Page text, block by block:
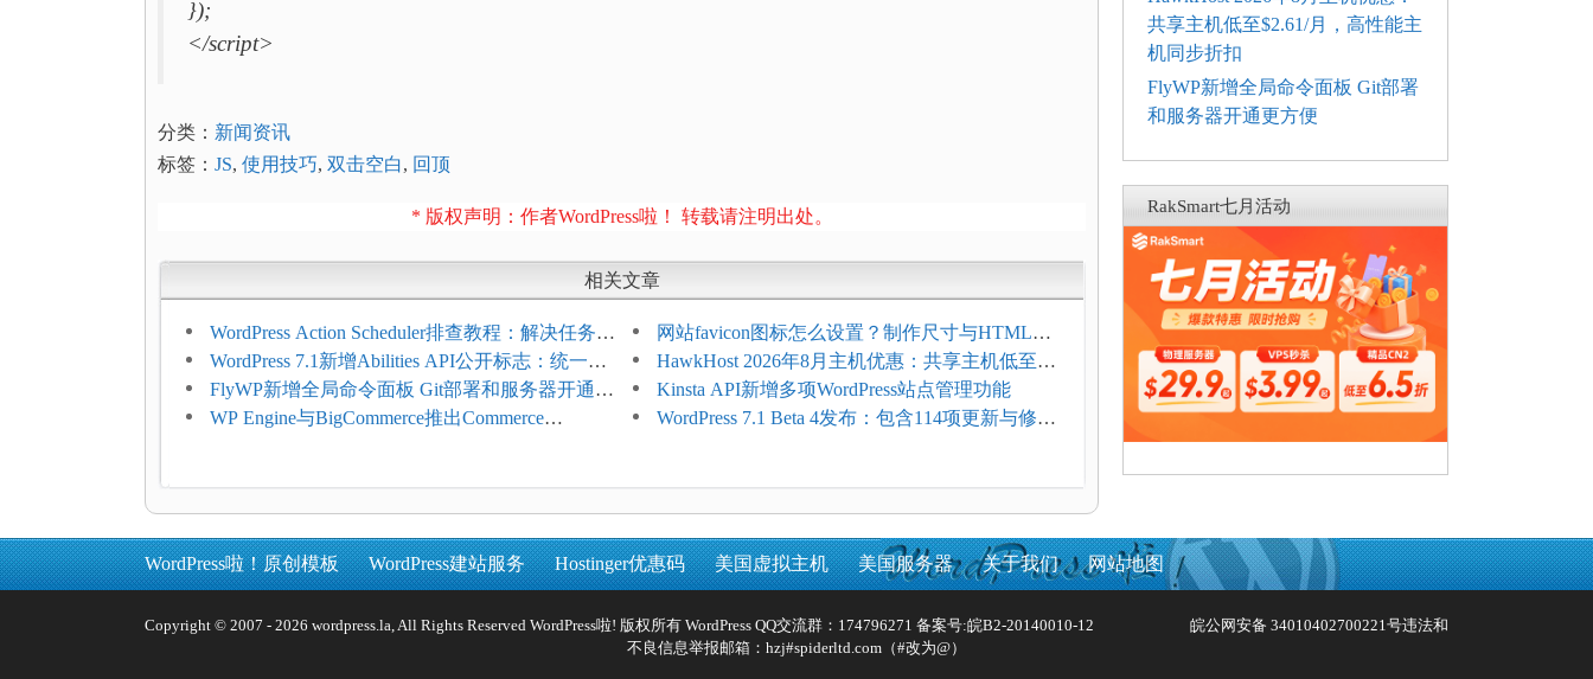
});
</script>
分类： 新闻资讯
标签： JS, 使用技巧, 双击空白, 回顶
* 版权声明：作者WordPress啦！ 转载请注明出处。
相关文章
WordPress Action Scheduler排查教程：解决任务积
压和订单延迟
网站favicon图标怎么设置？制作尺寸与HTML添
加方法
WordPress 7.1新增Abilities API公开标志：统一支
持REST API、MCP与AI代理
HawkHost 2026年8月主机优惠：共享主机低至
$2.61/月，高性能主机同步折扣
FlyWP新增全局命令面板 Git部署和服务器开通更
方便
Kinsta API新增多项WordPress站点管理功能
WP Engine与BigCommerce推出Commerce
WordPress 7.1 Beta 4发布：包含114项更新与修
共享主机低至$2.61/月，高性能主
机同步折扣
FlyWP新增全局命令面板 Git部署
和服务器开通更方便
RakSmart七月活动
WordPress啦！原创模板 WordPress建站服务 Hostinger优惠码 美国虚拟主机 美国服务器 关于我们 网站地图
Copyright © 2007 - 2026 wordpress.la, All Rights Reserved WordPress啦! 版权所有 WordPress QQ交流群：174796271 备案号:皖B2-20140010-12 皖公网安备 34010402700221号违法和
不良信息举报邮箱：hzj#spiderltd.com（#改为@）